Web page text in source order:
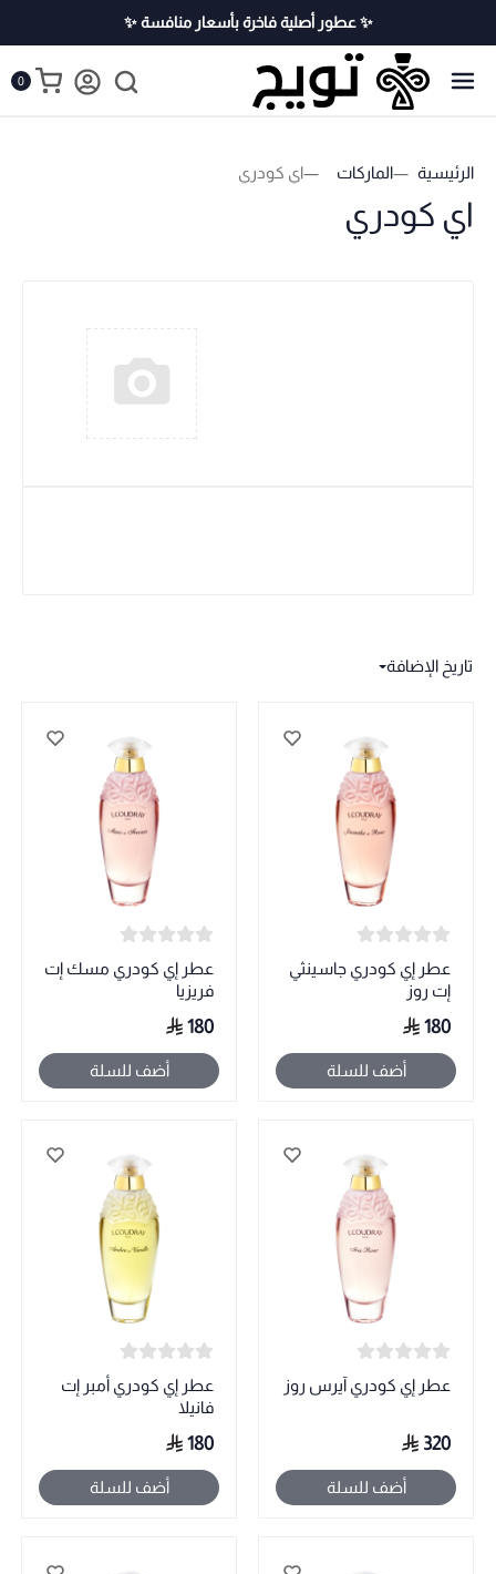
✨ عطور أصلية فاخرة بأسعار منافسة ✨
0
الرئيسية الماركات اي كودري
اي كودري
تاريخ الإضافة
عطر إي كودري جاسينثي
إت روز
180
أضف للسلة
عطر إي كودري مسك إت
فريزيا
180
أضف للسلة
عطر إي كودري آيرس روز
320
أضف للسلة
عطر إي كودري أمبر إت
فانيلا
180
أضف للسلة